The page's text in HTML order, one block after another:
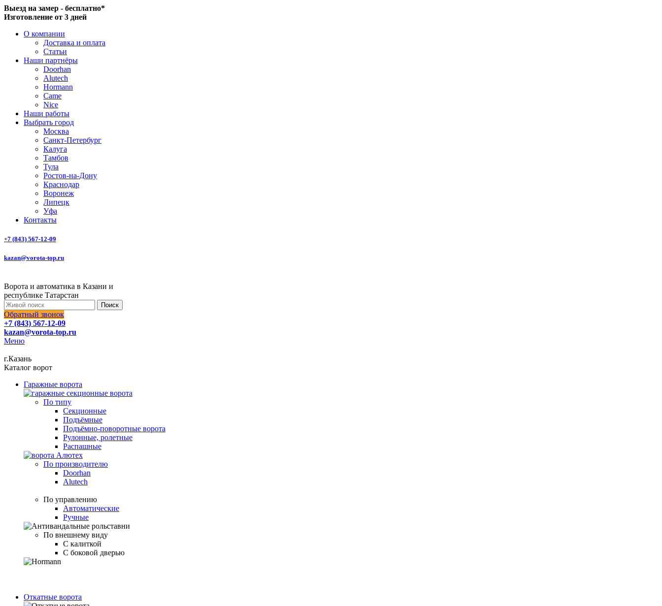
Выезд на замер - бесплатно*
Изготовление от 3 дней
О компании
Доставка и оплата
Статьи
Наши партнёры
Doorhan
Alutech
Hormann
Came
Nice
Наши работы
Выбрать город
Москва
Санкт-Петербург
Калуга
Тамбов
Тула
Ростов-на-Дону
Краснодар
Воронеж
Липецк
Уфа
Контакты
+7 (843) 567-12-09
kazan@vorota-top.ru
Ворота и автоматика в Казани и
республике Татарстан
Поиск
Обратный звонок
+7 (843) 567-12-09
kazan@vorota-top.ru
Меню
г.Казань
Каталог ворот
Гаражные ворота
По типу
Секционные
Подъёмные
Подъёмно-поворотные ворота
Рулонные, ролетные
Распашные
По производителю
Doorhan
Alutech
По управлению
Автоматические
Ручные
По внешнему виду
С калиткой
С боковой дверью
Откатные ворота